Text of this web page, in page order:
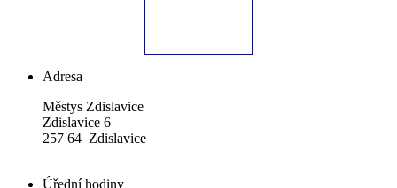
Adresa
Městys Zdislavice
Zdislavice 6
257 64 Zdislavice
Úřední hodiny